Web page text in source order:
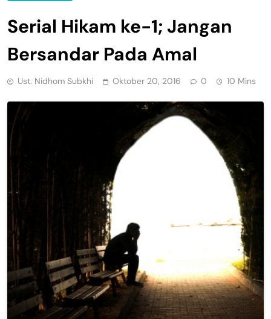
Serial Hikam ke-1; Jangan
Bersandar Pada Amal
Ust. Nidhom Subkhi Oktober 20, 2016 0 10 Mins